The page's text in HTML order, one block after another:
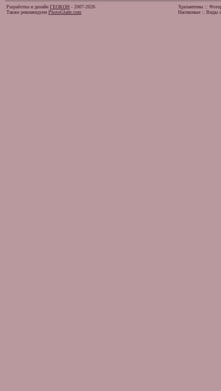
Разработка и дизайн ГЕОКОН - 2007-2026
Также рекомендуем PhotoGlade.com
Хризантемы ::
Насекомые :: Виды